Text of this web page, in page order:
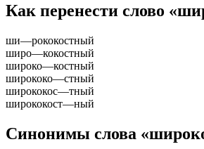
Как перенести слово
ши—рококостный
широ—кокостный
широко—костный
ширококо—стный
ширококос—тный
ширококост—ный
Синонимы слова